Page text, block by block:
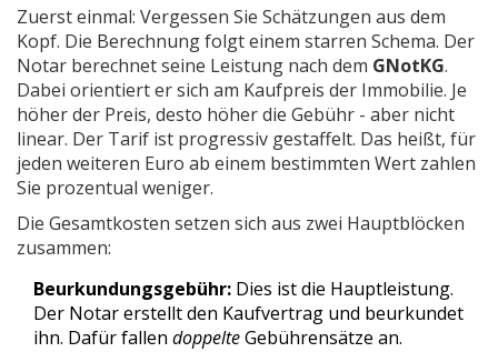
Zuerst einmal: Vergessen Sie Schätzungen aus dem
Kopf. Die Berechnung folgt einem starren Schema. Der
Notar berechnet seine Leistung nach dem GNotKG.
Dabei orientiert er sich am Kaufpreis der Immobilie. Je
höher der Preis, desto höher die Gebühr - aber nicht
linear. Der Tarif ist progressiv gestaffelt. Das heißt, für
jeden weiteren Euro ab einem bestimmten Wert zahlen
Sie prozentual weniger.
Die Gesamtkosten setzen sich aus zwei Hauptblöcken
zusammen:
Beurkundungsgebühr: Dies ist die Hauptleistung.
Der Notar erstellt den Kaufvertrag und beurkundet
ihn. Dafür fallen doppelteGebührensätze an.